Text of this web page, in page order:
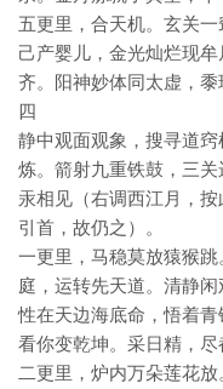
五更里，合天机。玄关
己产婴儿，金光灿烂现
齐。阳神妙体同太虚，黍
四
静中观面观象，搜寻道
炼。箭射九重铁鼓，三
汞相见（右调西江月，
引首，故仍之）。
一更里，马稳莫放猿猴
庭，运转先天道。清静闲
性在天边海底命，悟着
看你变乾坤。采日精，尽
二更里，炉内万朵莲花